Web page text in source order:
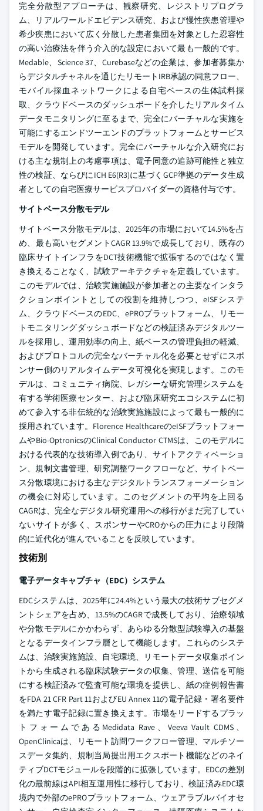
完全分散型アプローチは、観察研究、レジストリプログラ
ム、リアルワールドエビデンス研究、および慢性疾患管理や
希少疾患において広く分散した患者集団を対象とした忍容性
の高い治療法を伴う介入的な設定において最も一般的です。
Medable、Science 37、Curebaseなどの企業は、参加者募集か
らデジタルチャネルを通じたリモートIRB承認の同意フロー、
モバイル採血ネットワークによる自宅ベースの生体試料採
取、クラウドベースのダッシュボードを介したリアルタイム
データモニタリングに至るまで、完全にバーチャルな実施を
可能にするエンドツーエンドのプラットフォームとサービス
モデルを開発しています。完全にバーチャルな介入研究にお
ける主な規制上の考慮事項は、電子同意の追跡可能性と独立
性の検証、ならびにICH E6(R3)に基づくGCP準拠のデータ生成
者としての自宅医療サービスプロバイダーの資格付与です。
サイトベース分散モデル
サイトベース分散モデルは、2025年の市場において14.5%を占
め、最も高いセグメントCAGR 13.9%で成長しており、既存の
臨床サイトインフラをDCT技術機能で拡張するのではなく置
き換えることなく、試験アーキテクチャを定義しています。
このモデルでは、治験実施施設が参加者との主要なインタラ
クションポイントとしての役割を維持しつつ、eISFシステ
ム、クラウドベースのEDC、ePROプラットフォーム、リモー
トモニタリングダッシュボードなどの検証済みデジタルツー
ルを採用し、運用効率の向上、紙ベースの管理負担の軽減、
およびプロトコルの完全なバーチャル化を必要とせずにスポ
ンサー側のリアルタイムデータ可視化を実現します。このモ
デルは、コミュニティ病院、レガシーな研究管理システムを
有する学術医療センター、および臨床研究エコシステムに初
めて参入する非伝統的な治験実施施設によって最も一般的に
採用されています。Florence HealthcareのeISFプラットフォー
ムやBio-OptronicsのClinical Conductor CTMSは、このモデルに
おける代表的な技術導入例であり、サイトアクティベーショ
ン、規制文書管理、研究調整ワークフローなど、サイトベー
ス分散環境における主なデジタルトランスフォーメーション
の機会に対応しています。このセグメントの平均を上回る
CAGRは、完全なデジタル研究運用への移行がまだ完了してい
ないサイトが多く、スポンサーやCROからの圧力により段階
的に近代化が進んでいることを反映しています。
技術別
電子データキャプチャ（EDC）システム
EDCシステムは、2025年に24.4%という最大の技術サブセグメ
ントシェアを占め、13.5%のCAGRで成長しており、治療領域
や分散モデルにかかわらず、あらゆる分散型試験導入の基盤
となるデータインフラ層として機能します。これらのシステ
ムは、治験実施施設、自宅環境、リモートデータ収集ポイン
トから生成される臨床試験データの収集、管理、送信を可能
にする検証済みで監査可能な環境を提供し、紙の症例報告書
をFDA 21 CFR Part 11およびEU Annex 11の電子記録・署名要件
を満たす電子記録に置き換えます。市場をリードするプラッ
トフォームであるMedidata Rave、Veeva Vault CDMS、
OpenClinicaは、リモート訪問ワークフロー管理、マルチソー
スデータ集約、規制当局提出用エクスポート機能などのネイ
ティブDCTモジュールを段階的に拡張しています。EDCの差別
化の最前線はAPI相互運用性に移行しており、検証済みEDC環
境内で外部のePROプラットフォーム、ウェアラブルバイオセ